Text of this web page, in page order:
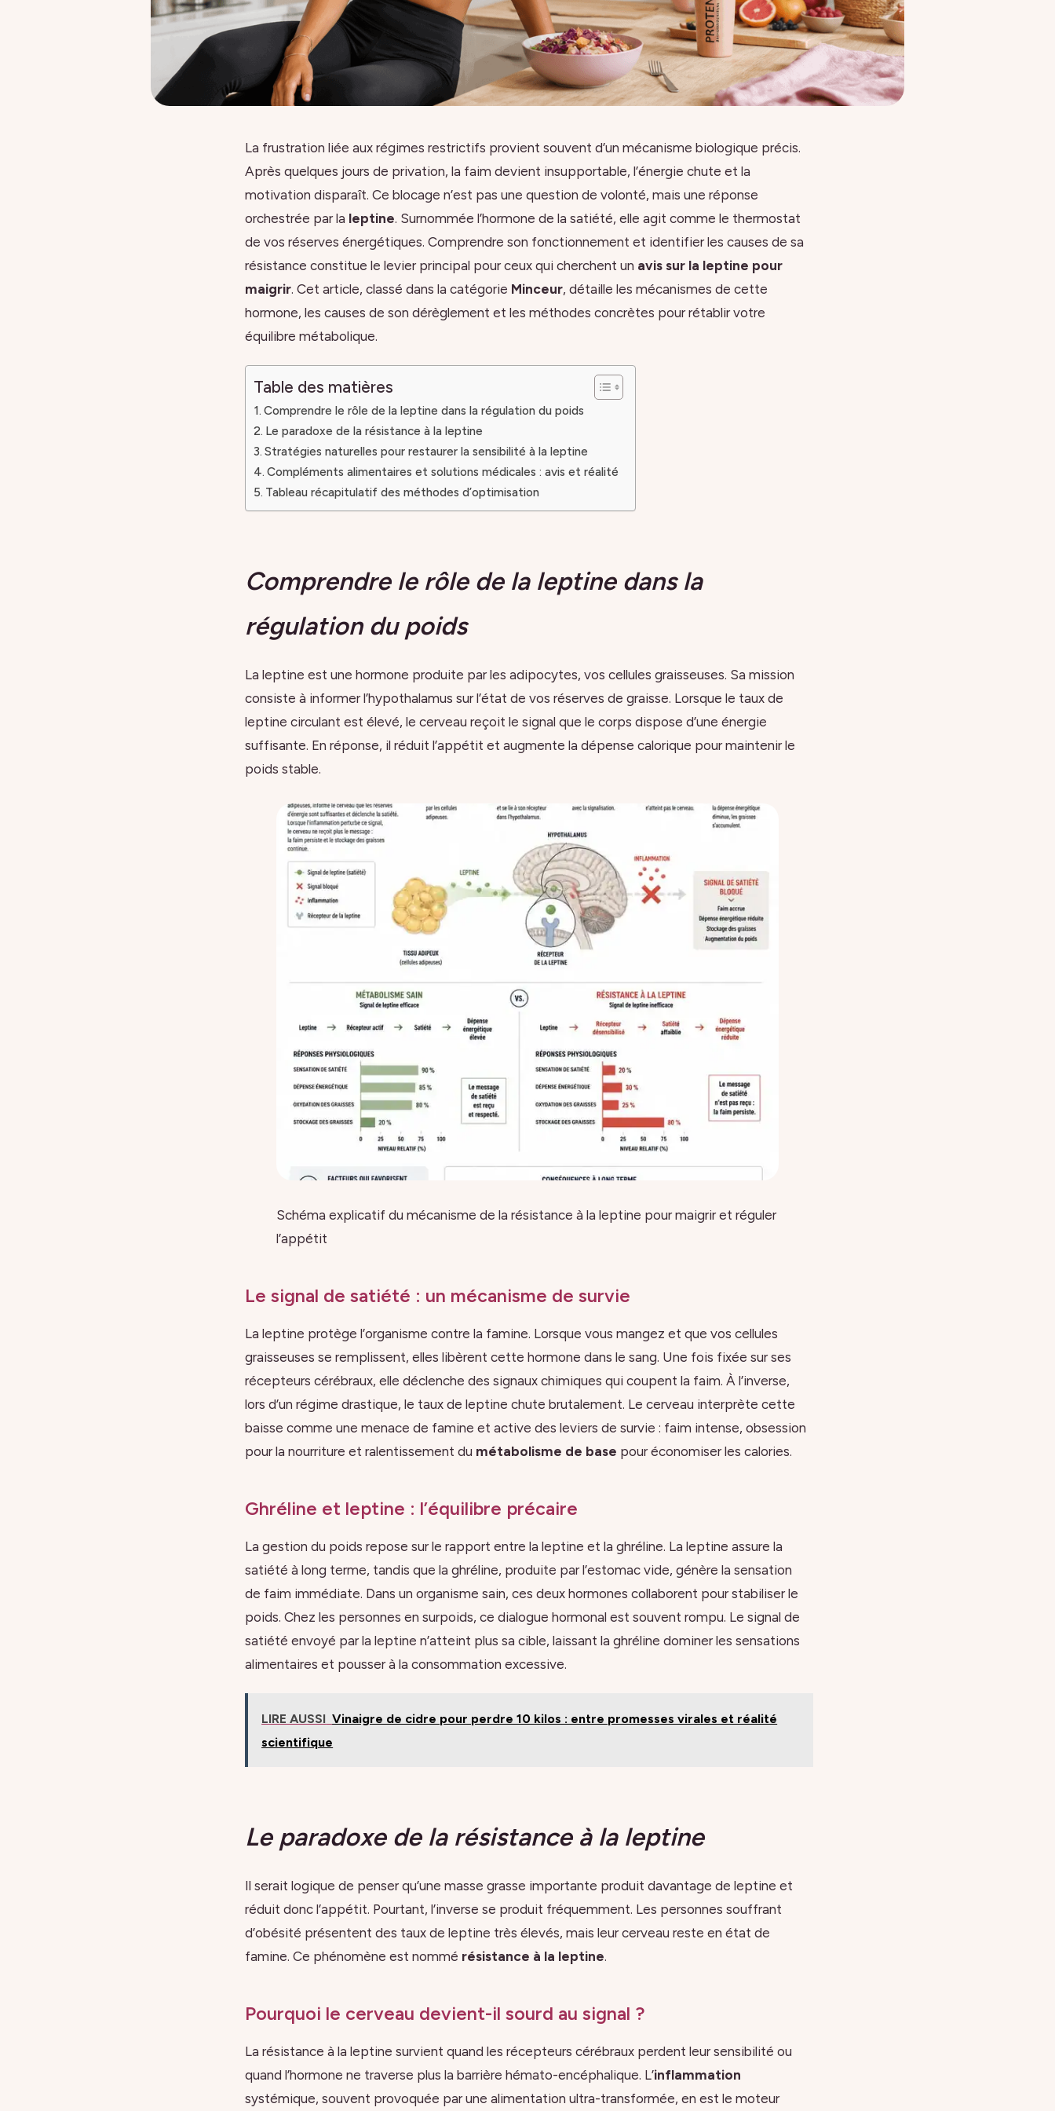
La frustration liée aux régimes restrictifs provient souvent d’un mécanisme biologique précis.
Après quelques jours de privation, la faim devient insupportable, l’énergie chute et la
motivation disparaît. Ce blocage n’est pas une question de volonté, mais une réponse
orchestrée par la leptine. Surnommée l’hormone de la satiété, elle agit comme le thermostat
de vos réserves énergétiques. Comprendre son fonctionnement et identifier les causes de sa
résistance constitue le levier principal pour ceux qui cherchent un avis sur la leptine pour
maigrir. Cet article, classé dans la catégorie Minceur, détaille les mécanismes de cette
hormone, les causes de son dérèglement et les méthodes concrètes pour rétablir votre
équilibre métabolique.
Table des matières
Comprendre le rôle de la leptine dans la régulation du poids
Le paradoxe de la résistance à la leptine
Stratégies naturelles pour restaurer la sensibilité à la leptine
Compléments alimentaires et solutions médicales : avis et réalité
Tableau récapitulatif des méthodes d’optimisation
Comprendre le rôle de la leptine dans la
régulation du poids
La leptine est une hormone produite par les adipocytes, vos cellules graisseuses. Sa mission
consiste à informer l’hypothalamus sur l’état de vos réserves de graisse. Lorsque le taux de
leptine circulant est élevé, le cerveau reçoit le signal que le corps dispose d’une énergie
suffisante. En réponse, il réduit l’appétit et augmente la dépense calorique pour maintenir le
poids stable.
Schéma explicatif du mécanisme de la résistance à la leptine pour maigrir et réguler
l’appétit
Le signal de satiété : un mécanisme de survie
La leptine protège l’organisme contre la famine. Lorsque vous mangez et que vos cellules
graisseuses se remplissent, elles libèrent cette hormone dans le sang. Une fois fixée sur ses
récepteurs cérébraux, elle déclenche des signaux chimiques qui coupent la faim. À l’inverse,
lors d’un régime drastique, le taux de leptine chute brutalement. Le cerveau interprète cette
baisse comme une menace de famine et active des leviers de survie : faim intense, obsession
pour la nourriture et ralentissement du métabolisme de base pour économiser les calories.
Ghréline et leptine : l’équilibre précaire
La gestion du poids repose sur le rapport entre la leptine et la ghréline. La leptine assure la
satiété à long terme, tandis que la ghréline, produite par l’estomac vide, génère la sensation
de faim immédiate. Dans un organisme sain, ces deux hormones collaborent pour stabiliser le
poids. Chez les personnes en surpoids, ce dialogue hormonal est souvent rompu. Le signal de
satiété envoyé par la leptine n’atteint plus sa cible, laissant la ghréline dominer les sensations
alimentaires et pousser à la consommation excessive.
LIRE AUSSI Vinaigre de cidre pour perdre 10 kilos : entre promesses virales et réalité
scientifique
Le paradoxe de la résistance à la leptine
Il serait logique de penser qu’une masse grasse importante produit davantage de leptine et
réduit donc l’appétit. Pourtant, l’inverse se produit fréquemment. Les personnes souffrant
d’obésité présentent des taux de leptine très élevés, mais leur cerveau reste en état de
famine. Ce phénomène est nommé résistance à la leptine.
Pourquoi le cerveau devient-il sourd au signal ?
La résistance à la leptine survient quand les récepteurs cérébraux perdent leur sensibilité ou
quand l’hormone ne traverse plus la barrière hémato-encéphalique. L’inflammation
systémique, souvent provoquée par une alimentation ultra-transformée, en est le moteur